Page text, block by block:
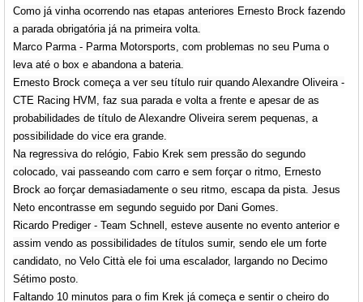
Como já vinha ocorrendo nas etapas anteriores Ernesto Brock fazendo
a parada obrigatória já na primeira volta.
Marco Parma - Parma Motorsports, com problemas no seu Puma o
leva até o box e abandona a bateria.
Ernesto Brock começa a ver seu título ruir quando Alexandre Oliveira -
CTE Racing HVM, faz sua parada e volta a frente e apesar de as
probabilidades de título de Alexandre Oliveira serem pequenas, a
possibilidade do vice era grande.
Na regressiva do relógio, Fabio Krek sem pressão do segundo
colocado, vai passeando com carro e sem forçar o ritmo, Ernesto
Brock ao forçar demasiadamente o seu ritmo, escapa da pista. Jesus
Neto encontrasse em segundo seguido por Dani Gomes.
Ricardo Prediger - Team Schnell, esteve ausente no evento anterior e
assim vendo as possibilidades de títulos sumir, sendo ele um forte
candidato, no Velo Città ele foi uma escalador, largando no Decimo
Sétimo posto.
Faltando 10 minutos para o fim Krek já começa e sentir o cheiro do